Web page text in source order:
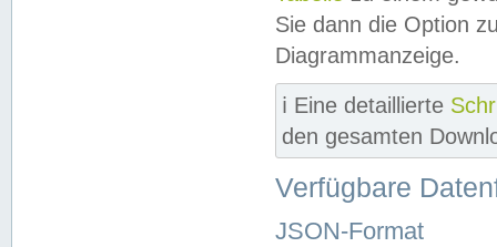
Sie dann die Option
Diagrammanzeige.
ℹ️ Eine detaillierte
den gesamten
Verfügbare
JSON-Format